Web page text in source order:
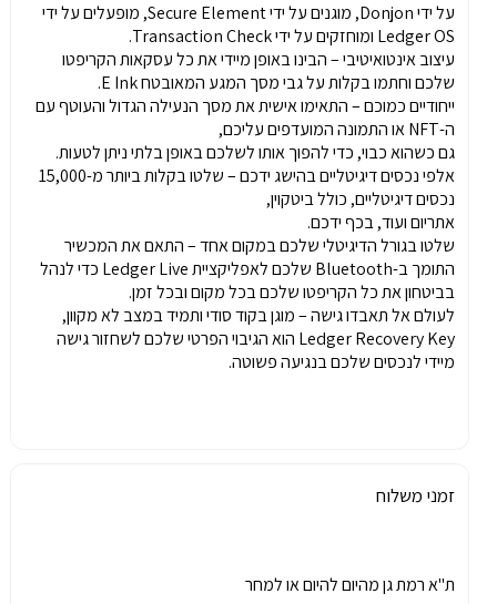
על ידי Donjon, מוגנים על ידי Secure Element, מופעלים על ידי
Ledger OS ומוחזקים על ידי Transaction Check.
עיצוב אינטואיטיבי – הבינו באופן מיידי את כל עסקאות הקריפטו
שלכם וחתמו בקלות על גבי מסך המגע המאובטח E Ink.
ייחודיים כמוכם – התאימו אישית את מסך הנעילה הגדול והעוטף עם
ה-NFT או התמונה המועדפים עליכם,
גם כשהוא כבוי, כדי להפוך אותו לשלכם באופן בלתי ניתן לטעות.
אלפי נכסים דיגיטליים בהישג ידכם – שלטו בקלות ביותר מ-15,000
נכסים דיגיטליים, כולל ביטקוין,
אתריום ועוד, בכף ידכם.
שלטו בגורל הדיגיטלי שלכם במקום אחד – התאם את המכשיר
התומך ב-Bluetooth שלכם לאפליקציית Ledger Live כדי לנהל
בביטחון את כל הקריפטו שלכם בכל מקום ובכל זמן.
לעולם אל תאבדו גישה – מוגן בקוד סודי ותמיד במצב לא מקוון,
Ledger Recovery Key הוא הגיבוי הפרטי שלכם לשחזור גישה
מיידי לנכסים שלכם בנגיעה פשוטה.
זמני משלוח
ת"א רמת גן מהיום להיום או למחר